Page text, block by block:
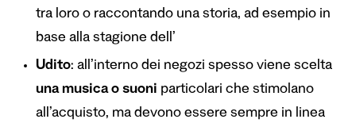
tra loro o raccontando una storia, ad esempio in
base alla stagione dell’
Udito: all’interno dei negozi spesso viene scelta
una musica o suoni particolari che stimolano
all’acquisto, ma devono essere sempre in linea